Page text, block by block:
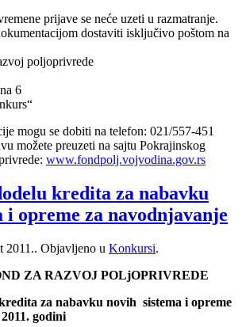
prijave se neće uzeti u razmatranje.
dostaviti isključivo poštom na
poljoprivrede
6
mogu se dobiti na telefon: 021/557-451
možete preuzeti na sajtu Pokrajinskog
www.fondpolj.vojvodina.gov.rs
kredita za nabavku
i opreme za navodnjavanje
2011.. Objavljeno u Konkursi.
ZA RAZVOJ POLjOPRIVREDE
za nabavku novih sistema i opreme
godini